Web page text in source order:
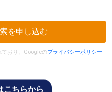
を申し込む
ており、Googleのプライバシーポリシー
こちらから